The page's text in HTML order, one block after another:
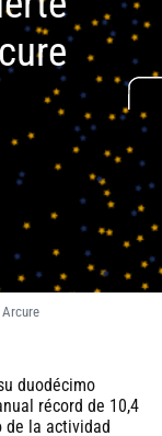
duodécimo
récord de 10,4
de la actividad